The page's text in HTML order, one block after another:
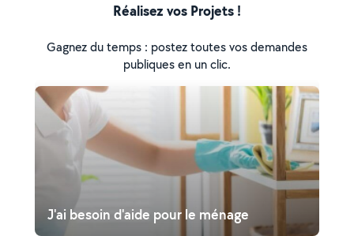
Réalisez vos Projets !
Gagnez du temps : postez toutes vos demandes
publiques en un clic.
J'ai besoin d'aide pour le ménage